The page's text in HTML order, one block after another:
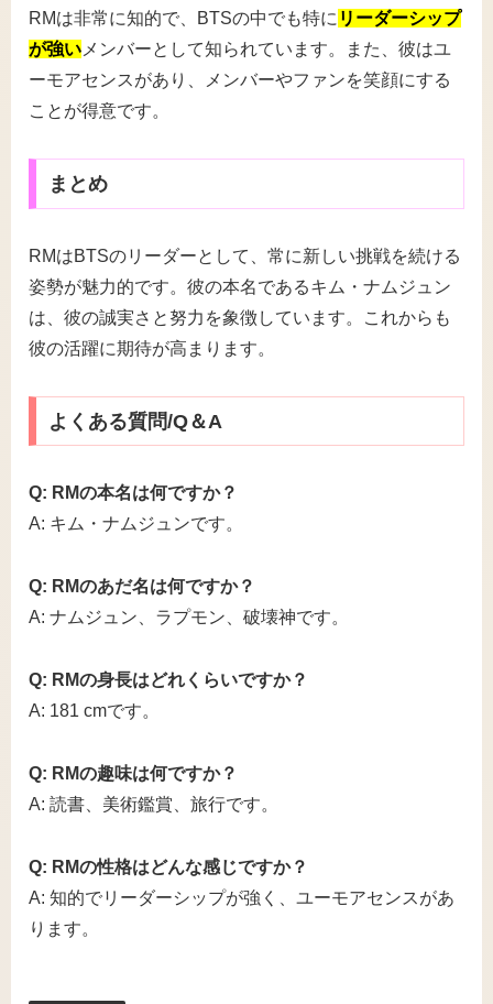
RMは非常に知的で、BTSの中でも特に リーダーシップ
が強い メンバーとして知られています。また、彼はユ
ーモアセンスがあり、メンバーやファンを笑顔にする
ことが得意です。
まとめ
RMはBTSのリーダーとして、常に新しい挑戦を続ける
姿勢が魅力的です。彼の本名であるキム・ナムジュン
は、彼の誠実さと努力を象徴しています。これからも
彼の活躍に期待が高まります。
よくある質問/Q＆A
Q: RMの本名は何ですか？
A: キム・ナムジュンです。
Q: RMのあだ名は何ですか？
A: ナムジュン、ラプモン、破壊神です。
Q: RMの身長はどれくらいですか？
A: 181 cmです。
Q: RMの趣味は何ですか？
A: 読書、美術鑑賞、旅行です。
Q: RMの性格はどんな感じですか？
A: 知的でリーダーシップが強く、ユーモアセンスがあ
ります。